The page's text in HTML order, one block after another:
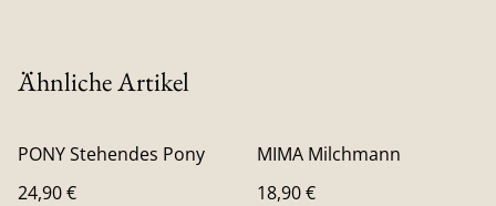
Ähnliche Artikel
PONY Stehendes Pony
24,90 €
MIMA Milchmann
18,90 €